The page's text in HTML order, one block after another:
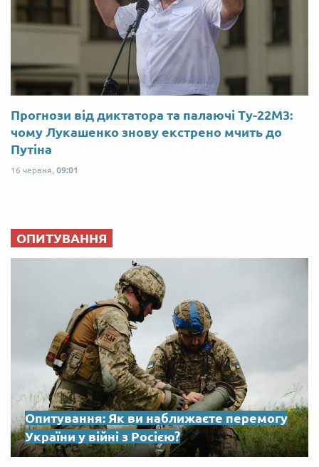
Прогнози від диктатора та палаючі Ту-22М3:
чому Лукашенко знову екстрено мчить до
Путіна
16 червня, 09:01
ОПИТУВАННЯ
Опитування: Як ви наближаєте перемогу
України у війні з Росією?